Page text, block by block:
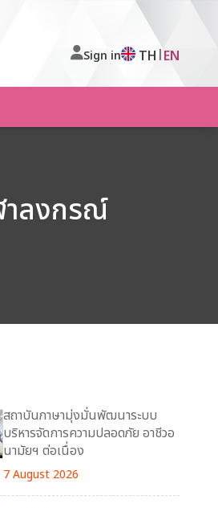
Sign in TH | EN
าลงกรณ์
สถาบันภาษามุ่งมั่นพัฒนาระบบ
บริหารจัดการความปลอดภัย อาชีวอ
นามัยฯ ต่อเนื่อง
7 August 2026